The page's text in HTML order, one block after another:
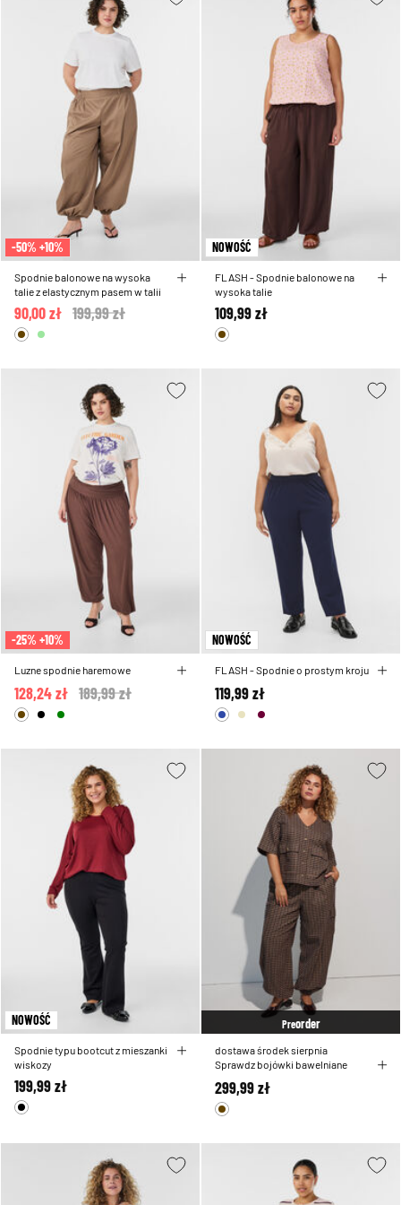
-50% +10%
Spodnie balonowe na wysoka
talie z elastycznym pasem w talii
Price reduced from
199,99 zł
90,00 zł
NOWOŚĆ
FLASH - Spodnie balonowe na
wysoka talie
109,99 zł
-25% +10%
Luzne spodnie haremowe
Price reduced from
189,99 zł
128,24 zł
NOWOŚĆ
FLASH - Spodnie o prostym kroju
119,99 zł
NOWOŚĆ
Spodnie typu bootcut z mieszanki
wiskozy
199,99 zł
Preorder
dostawa środek sierpnia
Sprawdz bojówki bawelniane
299,99 zł